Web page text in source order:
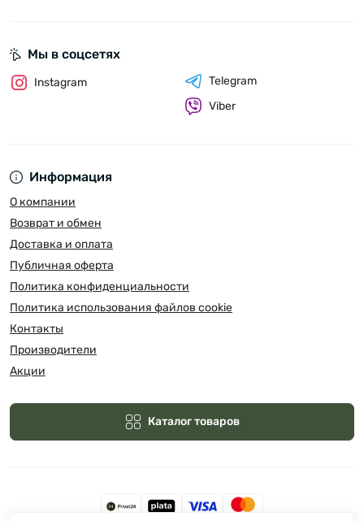
Информация
О компании
Возврат и обмен
Доставка и оплата
Публичная оферта
Политика конфиденциальности
Политика использования файлов cookie
Контакты
Производители
Акции
Каталог товаров
Мы в соцсетях
Instagram
Telegram
Viber